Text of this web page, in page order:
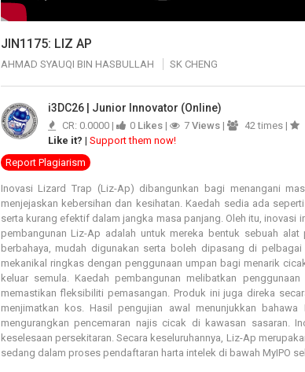
JIN1175: LIZ AP
AHMAD SYAUQI BIN HASBULLAH SK CHENG
i3DC26 | Junior Innovator (Online)
CR: 0.0000 | 0Likes| 7Views| 42 times |
Like it? | Support them now!
Report Plagiarism
Inovasi Lizard Trap (Liz-Ap) dibangunkan bagi menangani
menjejaskan kebersihan dan kesihatan. Kaedah sedia ada
serta kurang efektif dalam jangka masa panjang. Oleh itu,
pembangunan Liz-Ap adalah untuk mereka bentuk sebuah
berbahaya, mudah digunakan serta boleh dipasang di
mekanikal ringkas dengan penggunaan umpan bagi menarik
keluar semula. Kaedah pembangunan melibatkan
memastikan fleksibiliti pemasangan. Produk ini juga direka
menjimatkan kos. Hasil pengujian awal menunjukkan
mengurangkan pencemaran najis cicak di kawasan sasaran.
keselesaan persekitaran. Secara keseluruhannya, Liz-Ap
sedang dalam proses pendaftaran harta intelek di bawah MyIPO